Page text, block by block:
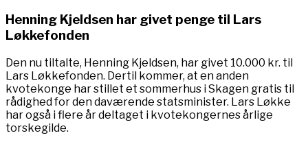
Henning Kjeldsen har givet penge til Lars
Løkkefonden
Den nu tiltalte, Henning Kjeldsen, har givet 10.000 kr. til
Lars Løkkefonden. Dertil kommer, at en anden
kvotekonge har stillet et sommerhus i Skagen gratis til
rådighed for den daværende statsminister. Lars Løkke
har også i flere år deltaget i kvotekongernes årlige
torskegilde.